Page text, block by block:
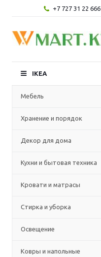
+7 727 31 22 666
IKEA
Мебель
Хранение и порядок
Декор для дома
Кухни и бытовая техника
Кровати и матрасы
Стирка и уборка
Освещение
Ковры и напольные